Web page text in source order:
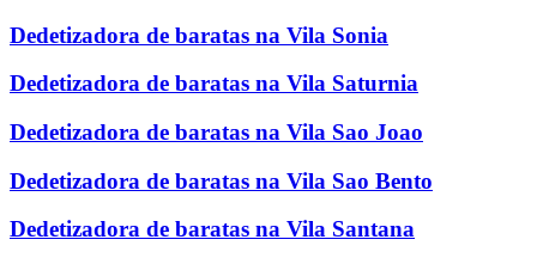
Dedetizadora de baratas na Vila Sonia
Dedetizadora de baratas na Vila Saturnia
Dedetizadora de baratas na Vila Sao Joao
Dedetizadora de baratas na Vila Sao Bento
Dedetizadora de baratas na Vila Santana